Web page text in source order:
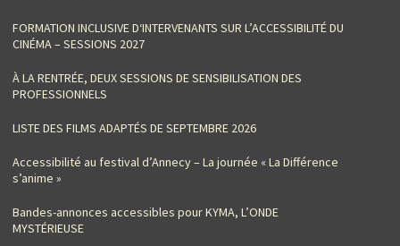
FORMATION INCLUSIVE D‘INTERVENANTS SUR L’ACCESSIBILITÉ DU
CINÉMA – SESSIONS 2027
À LA RENTRÉE, DEUX SESSIONS DE SENSIBILISATION DES
PROFESSIONNELS
LISTE DES FILMS ADAPTÉS DE SEPTEMBRE 2026
Accessibilité au festival d’Annecy – La journée « La Différence
s’anime »
Bandes-annonces accessibles pour KYMA, L’ONDE
MYSTÉRIEUSE